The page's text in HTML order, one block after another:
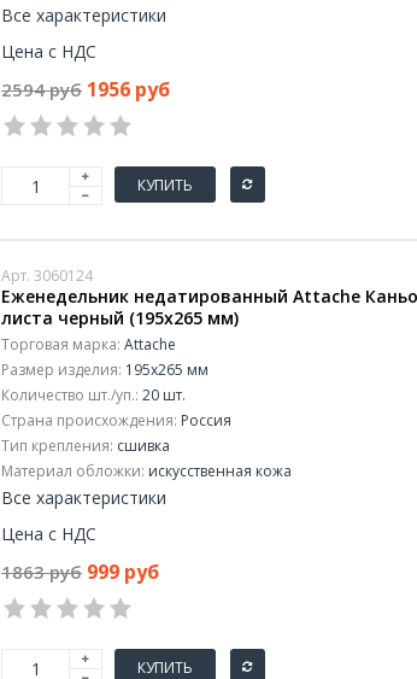
Все характеристики
Цена с НДС
2594 руб 1956 руб
КУПИТЬ
Арт. 3060124
Еженедельник недатированный Attache
листа черный (195x265 мм)
Торговая марка: Attache
Размер изделия: 195x265 мм
Количество шт./уп.: 20 шт.
Страна происхождения: Россия
Тип крепления: сшивка
Материал обложки: искусственная кожа
Все характеристики
Цена с НДС
1863 руб 999 руб
КУПИТЬ